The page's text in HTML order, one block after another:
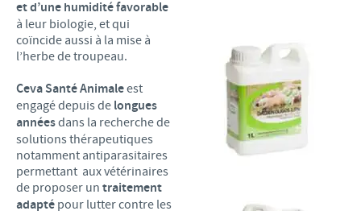
et d’une humidité favorable
à leur biologie, et qui
coïncide aussi à la mise à
l’herbe de troupeau.
Ceva Santé Animaleest
engagé depuis de longues
annéesdans la recherche de
solutions thérapeutiques
notamment antiparasitaires
permettant aux vétérinaires
de proposer un traitement
adapté pour lutter contre les